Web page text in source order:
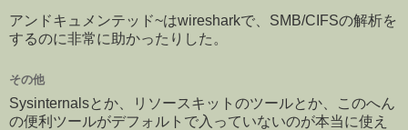
アンドキュメンテッド~はwiresharkで、SMB/CIFSの解析を
するのに非常に助かったりした。
その他
Sysinternalsとか、リソースキットのツールとか、このへん
の便利ツールがデフォルトで入っていないのが本当に使え